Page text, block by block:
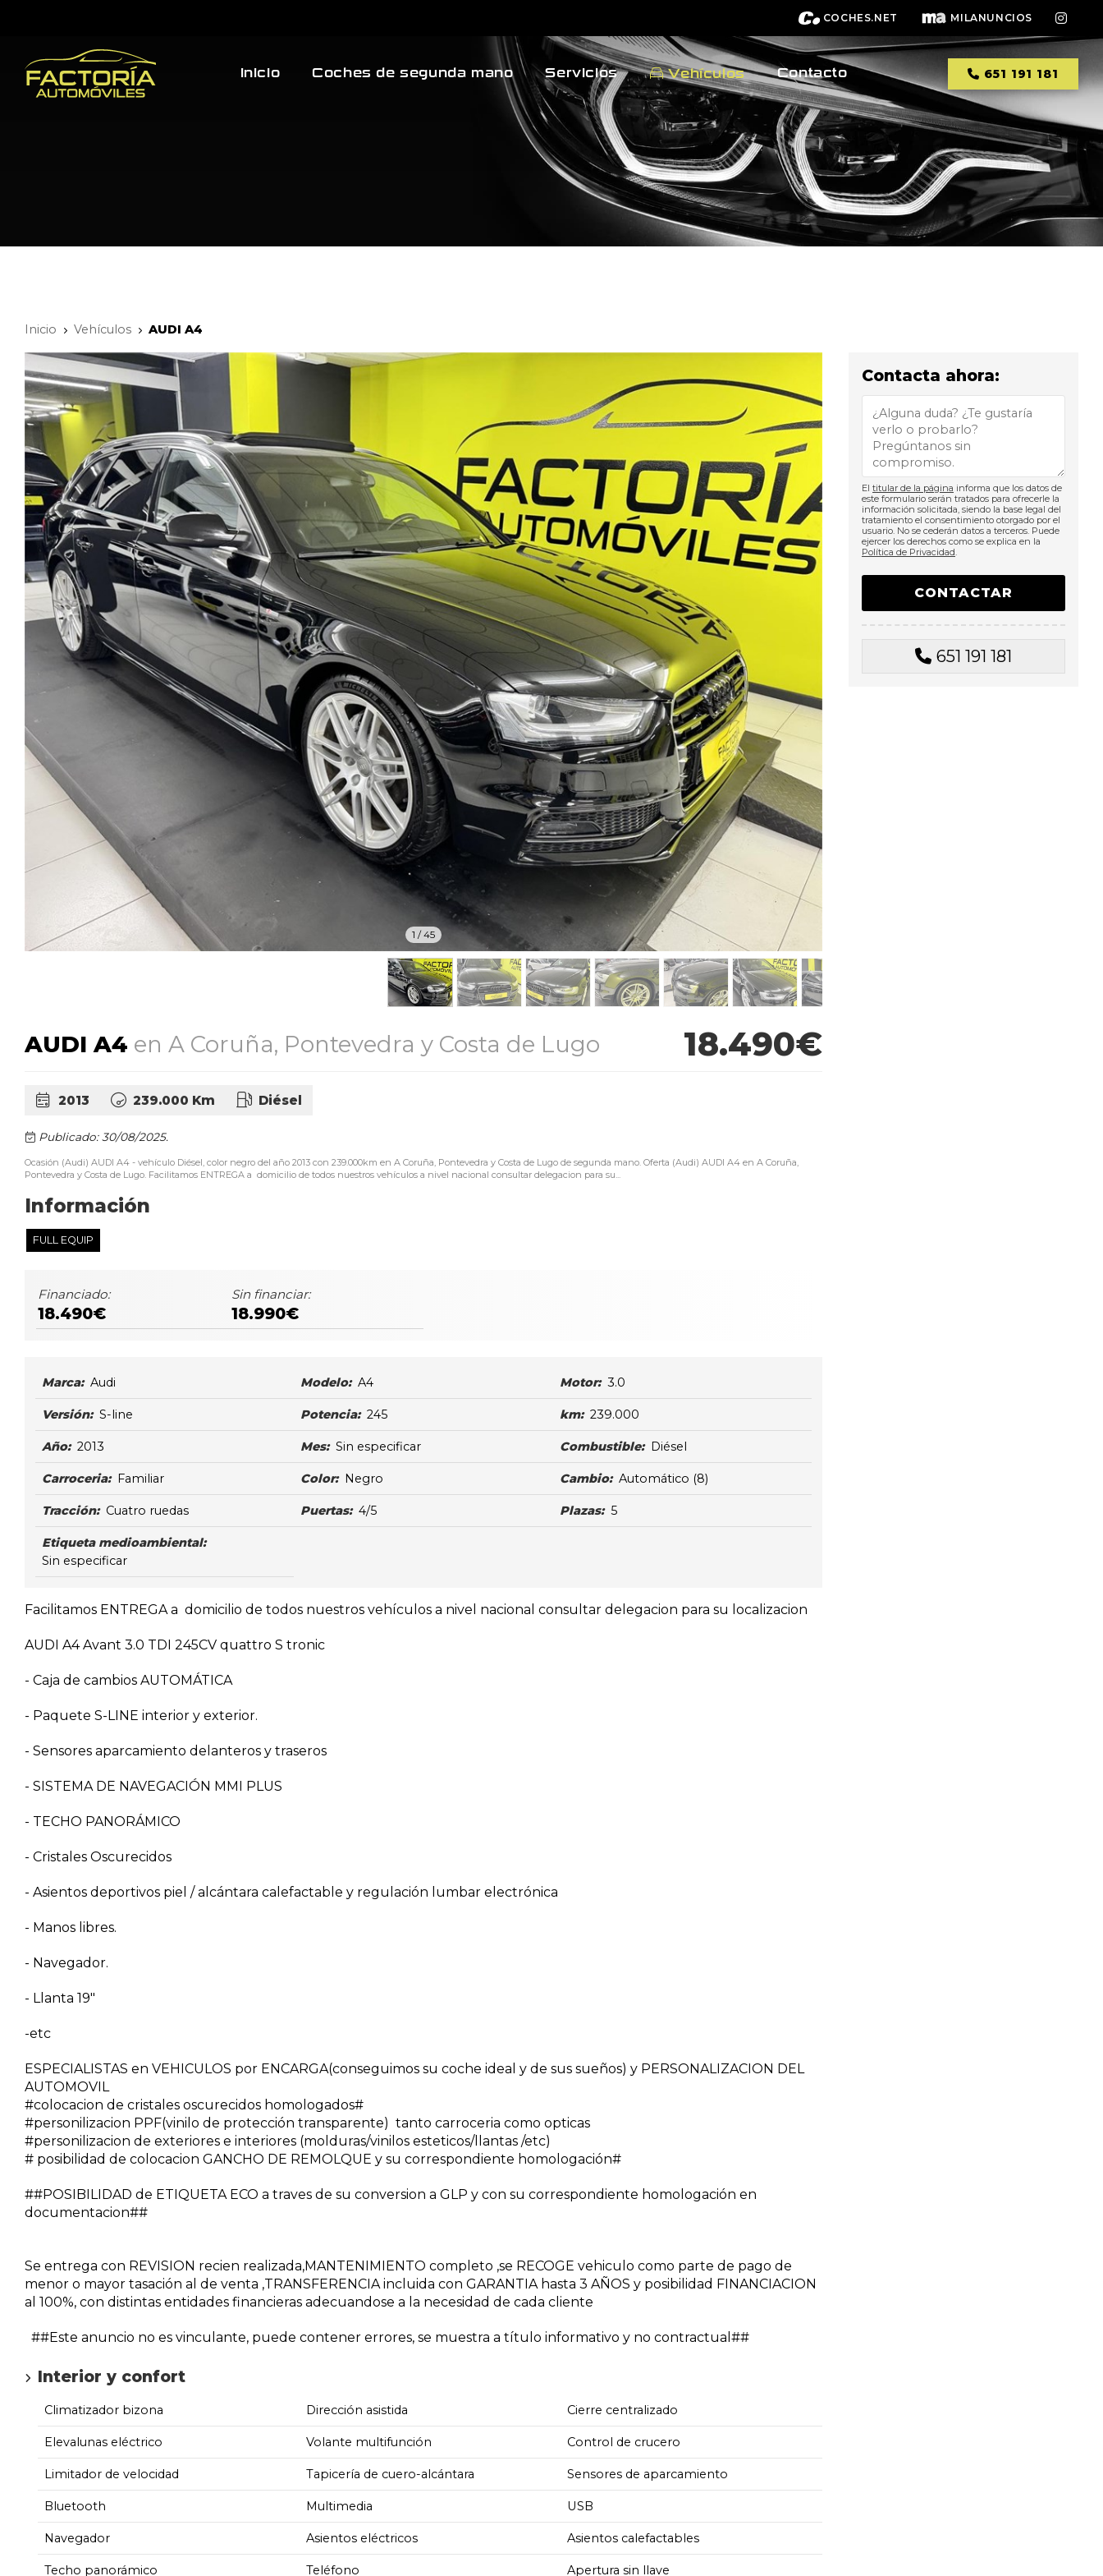
COCHES.NET MILANUNCIOS
Inicio Coches de segunda mano Servicios Vehículos Contacto 651 191 181
Inicio Vehículos AUDI A4
Contacta ahora:
El titular de la página informa que los datos de
este formulario serán tratados para ofrecerle la
información solicitada, siendo la base legal del
tratamiento el consentimiento otorgado por el
usuario. No se cederán datos a terceros. Puede
ejercer los derechos como se explica en la
Política de Privacidad.
651 191 181
1 /45
AUDI A4 en A Coruña, Pontevedra y Costa de Lugo 18.490€
2013 239.000 Km Diésel
Publicado: 30/08/2025.
Ocasión (Audi) AUDI A4 - vehículo Diésel, color negro del año 2013 con 239.000km en A Coruña, Pontevedra y Costa de Lugo de segunda mano. Oferta (Audi) AUDI A4 en A Coruña,
Pontevedra y Costa de Lugo. Facilitamos ENTREGA a domicilio de todos nuestros vehículos a nivel nacional consultar delegacion para su...
Información
FULL EQUIP
Financiado:
18.490€
Sin financiar:
18.990€
Marca: Audi Modelo: A4 Motor: 3.0
Versión: S-line Potencia: 245 km: 239.000
Año: 2013 Mes: Sin especificar Combustible: Diésel
Carroceria: Familiar Color: Negro Cambio: Automático (8)
Tracción: Cuatro ruedas Puertas: 4/5 Plazas: 5
Etiqueta medioambiental:
Sin especificar
Facilitamos ENTREGA a domicilio de todos nuestros vehículos a nivel nacional consultar delegacion para su localizacion
AUDI A4 Avant 3.0 TDI 245CV quattro S tronic
- Caja de cambios AUTOMÁTICA
- Paquete S-LINE interior y exterior.
- Sensores aparcamiento delanteros y traseros
- SISTEMA DE NAVEGACIÓN MMI PLUS
- TECHO PANORÁMICO
- Cristales Oscurecidos
- Asientos deportivos piel / alcántara calefactable y regulación lumbar electrónica
- Manos libres.
- Navegador.
- Llanta 19"
-etc
ESPECIALISTAS en VEHICULOS por ENCARGA(conseguimos su coche ideal y de sus sueños) y PERSONALIZACION DEL
AUTOMOVIL
#colocacion de cristales oscurecidos homologados#
#personilizacion PPF(vinilo de protección transparente) tanto carroceria como opticas
#personilizacion de exteriores e interiores (molduras/vinilos esteticos/llantas /etc)
# posibilidad de colocacion GANCHO DE REMOLQUE y su correspondiente homologación#
##POSIBILIDAD de ETIQUETA ECO a traves de su conversion a GLP y con su correspondiente homologación en
documentacion##
Se entrega con REVISION recien realizada,MANTENIMIENTO completo ,se RECOGE vehiculo como parte de pago de
menor o mayor tasación al de venta ,TRANSFERENCIA incluida con GARANTIA hasta 3 AÑOS y posibilidad FINANCIACION
al 100%, con distintas entidades financieras adecuandose a la necesidad de cada cliente
##Este anuncio no es vinculante, puede contener errores, se muestra a título informativo y no contractual##
Interior y confort
Climatizador bizona Dirección asistida Cierre centralizado
Elevalunas eléctrico Volante multifunción Control de crucero
Limitador de velocidad Tapicería de cuero-alcántara Sensores de aparcamiento
Bluetooth Multimedia USB
Navegador Asientos eléctricos Asientos calefactables
Techo panorámico Teléfono Apertura sin llave